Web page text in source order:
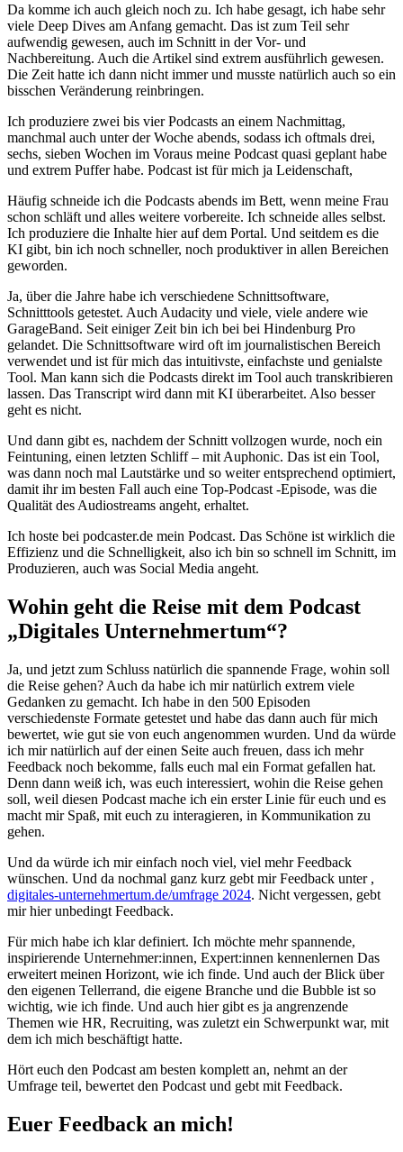
Da komme ich auch gleich noch zu. Ich habe gesagt, ich habe sehr
viele Deep Dives am Anfang gemacht. Das ist zum Teil sehr
aufwendig gewesen, auch im Schnitt in der Vor- und
Nachbereitung. Auch die Artikel sind extrem ausführlich gewesen.
Die Zeit hatte ich dann nicht immer und musste natürlich auch so ein
bisschen Veränderung reinbringen.
Ich produziere zwei bis vier Podcasts an einem Nachmittag,
manchmal auch unter der Woche abends, sodass ich oftmals drei,
sechs, sieben Wochen im Voraus meine Podcast quasi geplant habe
und extrem Puffer habe. Podcast ist für mich ja Leidenschaft,
Häufig schneide ich die Podcasts abends im Bett, wenn meine Frau
schon schläft und alles weitere vorbereite. Ich schneide alles selbst.
Ich produziere die Inhalte hier auf dem Portal. Und seitdem es die
KI gibt, bin ich noch schneller, noch produktiver in allen Bereichen
geworden.
Ja, über die Jahre habe ich verschiedene Schnittsoftware,
Schnitttools getestet. Auch Audacity und viele, viele andere wie
GarageBand. Seit einiger Zeit bin ich bei bei Hindenburg Pro
gelandet. Die Schnittsoftware wird oft im journalistischen Bereich
verwendet und ist für mich das intuitivste, einfachste und genialste
Tool. Man kann sich die Podcasts direkt im Tool auch transkribieren
lassen. Das Transcript wird dann mit KI überarbeitet. Also besser
geht es nicht.
Und dann gibt es, nachdem der Schnitt vollzogen wurde, noch ein
Feintuning, einen letzten Schliff – mit Auphonic. Das ist ein Tool,
was dann noch mal Lautstärke und so weiter entsprechend optimiert,
damit ihr im besten Fall auch eine Top-Podcast -Episode, was die
Qualität des Audiostreams angeht, erhaltet.
Ich hoste bei podcaster.de mein Podcast. Das Schöne ist wirklich die
Effizienz und die Schnelligkeit, also ich bin so schnell im Schnitt, im
Produzieren, auch was Social Media angeht.
Wohin geht die Reise mit dem Podcast
„Digitales Unternehmertum“?
Ja, und jetzt zum Schluss natürlich die spannende Frage, wohin soll
die Reise gehen? Auch da habe ich mir natürlich extrem viele
Gedanken zu gemacht. Ich habe in den 500 Episoden
verschiedenste Formate getestet und habe das dann auch für mich
bewertet, wie gut sie von euch angenommen wurden. Und da würde
ich mir natürlich auf der einen Seite auch freuen, dass ich mehr
Feedback noch bekomme, falls euch mal ein Format gefallen hat.
Denn dann weiß ich, was euch interessiert, wohin die Reise gehen
soll, weil diesen Podcast mache ich ein erster Linie für euch und es
macht mir Spaß, mit euch zu interagieren, in Kommunikation zu
gehen.
Und da würde ich mir einfach noch viel, viel mehr Feedback
wünschen. Und da nochmal ganz kurz gebt mir Feedback unter ,
digitales-unternehmertum.de/umfrage 2024. Nicht vergessen, gebt
mir hier unbedingt Feedback.
Für mich habe ich klar definiert. Ich möchte mehr spannende,
inspirierende Unternehmer:innen, Expert:innen kennenlernen Das
erweitert meinen Horizont, wie ich finde. Und auch der Blick über
den eigenen Tellerrand, die eigene Branche und die Bubble ist so
wichtig, wie ich finde. Und auch hier gibt es ja angrenzende
Themen wie HR, Recruiting, was zuletzt ein Schwerpunkt war, mit
dem ich mich beschäftigt hatte.
Hört euch den Podcast am besten komplett an, nehmt an der
Umfrage teil, bewertet den Podcast und gebt mit Feedback.
Euer Feedback an mich!